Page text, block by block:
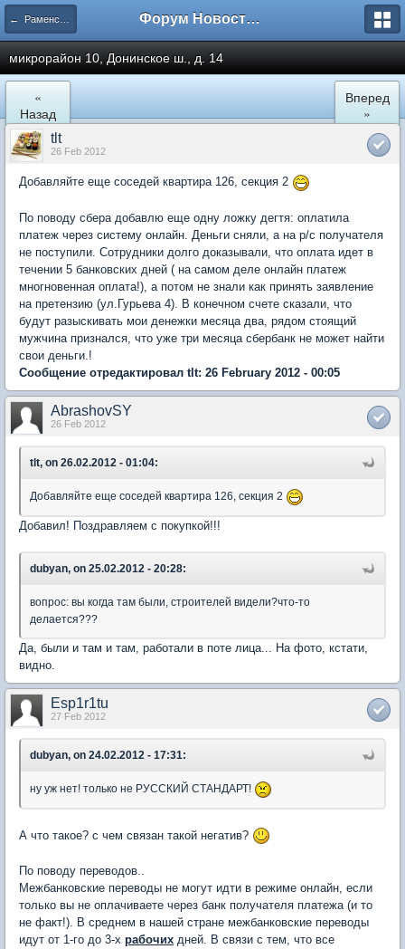
← Раменское Форум Новостройки
микрорайон 10, Донинское ш., д. 14
«
Назад
Вперед
»
tlt
26 Feb 2012
Добавляйте еще соседей квартира 126, секция 2
По поводу сбера добавлю еще одну ложку дегтя: оплатила
платеж через систему онлайн. Деньги сняли, а на р/с получателя
не поступили. Сотрудники долго доказывали, что оплата идет в
течении 5 банковских дней ( на самом деле онлайн платеж
многновенная оплата!), а потом не знали как принять заявление
на претензию (ул.Гурьева 4). В конечном счете сказали, что
будут разыскивать мои денежки месяца два, рядом стоящий
мужчина признался, что уже три месяца сбербанк не может найти
свои деньги.!
Сообщение отредактировал tlt: 26 February 2012 - 00:05
AbrashovSY
26 Feb 2012
tlt, on 26.02.2012 - 01:04:
Добавляйте еще соседей квартира 126, секция 2
Добавил! Поздравляем с покупкой!!!
dubyan, on 25.02.2012 - 20:28:
вопрос: вы когда там были, строителей видели?что-то
делается???
Да, были и там и там, работали в поте лица... На фото, кстати,
видно.
Esp1r1tu
27 Feb 2012
dubyan, on 24.02.2012 - 17:31:
ну уж нет! только не РУССКИЙ СТАНДАРТ!
А что такое? с чем связан такой негатив?
По поводу переводов..
Межбанковские переводы не могут идти в режиме онлайн, если
только вы не оплачиваете через банк получателя платежа (и то
не факт!). В среднем в нашей стране межбанковские переводы
идут от 1-го до 3-х рабочих дней. В связи с тем, что все